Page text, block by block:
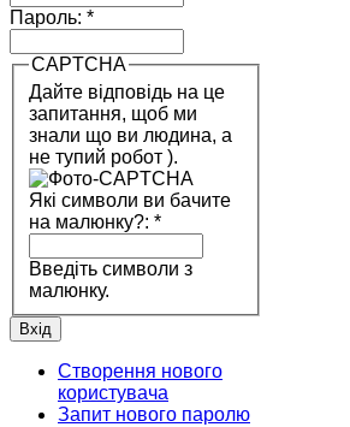
Пароль: *
CAPTCHA
Дайте відповідь на це
запитання, щоб ми
знали що ви людина, а
не тупий робот ).
Які символи ви бачите
на малюнку?: *
Введіть символи з
малюнку.
Створення нового
користувача
Запит нового паролю